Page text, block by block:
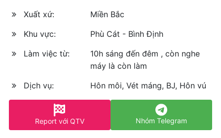
Xuất xứ:
Miền Bắc
Khu vực:
Phù Cát - Bình Định
Làm việc từ:
10h sáng đến đêm , còn nghe
máy là còn làm
Dịch vụ:
Hôn môi, Vét máng, BJ, Hôn vú
Report với QTV Nhóm Telegram